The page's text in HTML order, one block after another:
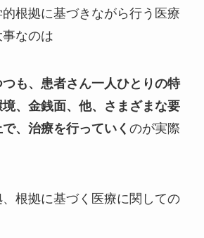
根拠に基づきながら行う医療
なのは
も、患者さん一人ひとりの特
、金銭面、他、さまざまな要
、治療を行っていく のが実際
根拠に基づく医療に関しての